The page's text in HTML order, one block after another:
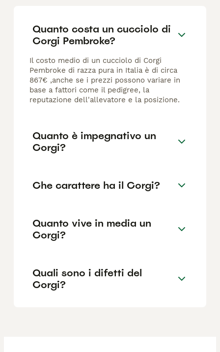
Quanto costa un cucciolo di
Corgi Pembroke?
Il costo medio di un cucciolo di Corgi
Pembroke di razza pura in Italia è di circa
867€ ,anche se i prezzi possono variare in
base a fattori come il pedigree, la
reputazione dell'allevatore e la posizione.
Quanto è impegnativo un
Corgi?
Che carattere ha il Corgi?
Quanto vive in media un
Corgi?
Quali sono i difetti del
Corgi?